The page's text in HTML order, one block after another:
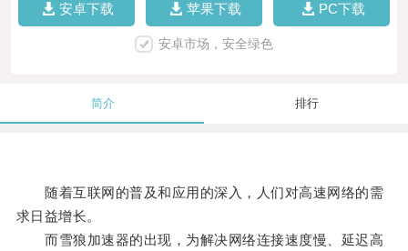
安卓下载 苹果下载 PC下载
安卓市场，安全绿色
简介 排行
随着互联网的普及和应用的深入，人们对高速网络的需
求日益增长。
而雪狼加速器的出现，为解决网络连接速度慢、延迟高